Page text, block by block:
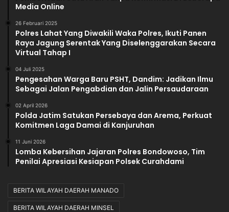
Media Online
26 Februari 2025
Polres Lahat Yang Diwakili Waka Polres, Ikuti Panen
Raya Jagung Serentak Yang Diselenggarakan Secara
Virtual Tahap I
04 Juli 2025
Pengesahan Warga Baru PSHT, Dandim: Jadikan Ilmu
Sebagai Jalan Pengabdian dan Jalin Persaudaraan
02 April 2026
Polda Jatim Satukan Persebaya dan Arema, Perkuat
Komitmen Laga Damai di Kanjuruhan
11 Juni 2026
Lomba Kebersihan Jajaran Polres Bondowoso, Tim
Penilai Apresiasi Kesiapan Polsek Curahdami
BERITA WILAYAH DAERAH MANADO
BERITA WILAYAH DAERAH MINSEL